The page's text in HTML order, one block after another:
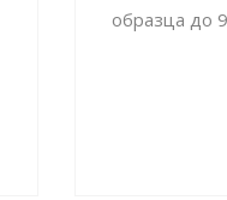
образца до